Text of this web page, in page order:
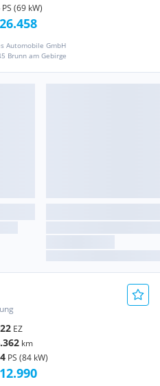
PS (69 kW)
Automobile GmbH
Brunn am Gebirge
EZ
km
PS (84 kW)